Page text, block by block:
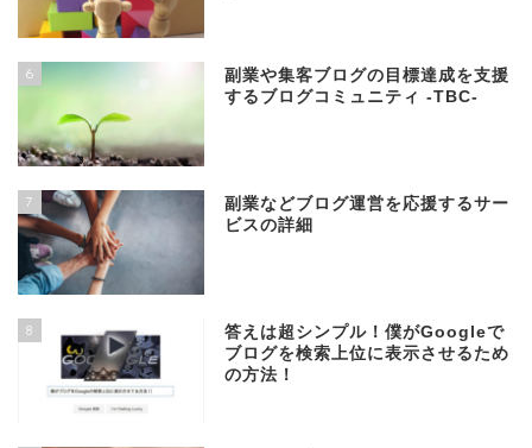
6
副業や集客ブログの目標達成を支援
するブログコミュニティ -TBC-
7
副業などブログ運営を応援するサー
ビスの詳細
8
答えは超シンプル！僕がGoogleで
ブログを検索上位に表示させるため
の方法！